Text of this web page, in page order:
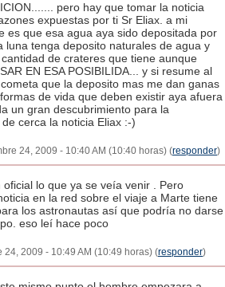
pero hay que tomar la noticia
expuestas por ti Sr Eliax. a mi
es que esa agua aya sido depositada por
luna tenga deposito naturales de agua y
de crateres que tiene aunque
EN ESA POSIBILIDA... y si resume al
que la deposito mas me dan ganas
de vida que deben existir aya afuera
un gran descubrimiento para la
cerca la noticia Eliax :-)
24, 2009 - 10:40 AM (10:40 horas) (responder)
lo que ya se veía venir . Pero
en la red sobre el viaje a Marte tiene
los astronautas así que podría no darse
eso leí hace poco
24, 2009 - 10:49 AM (10:49 horas) (responder)